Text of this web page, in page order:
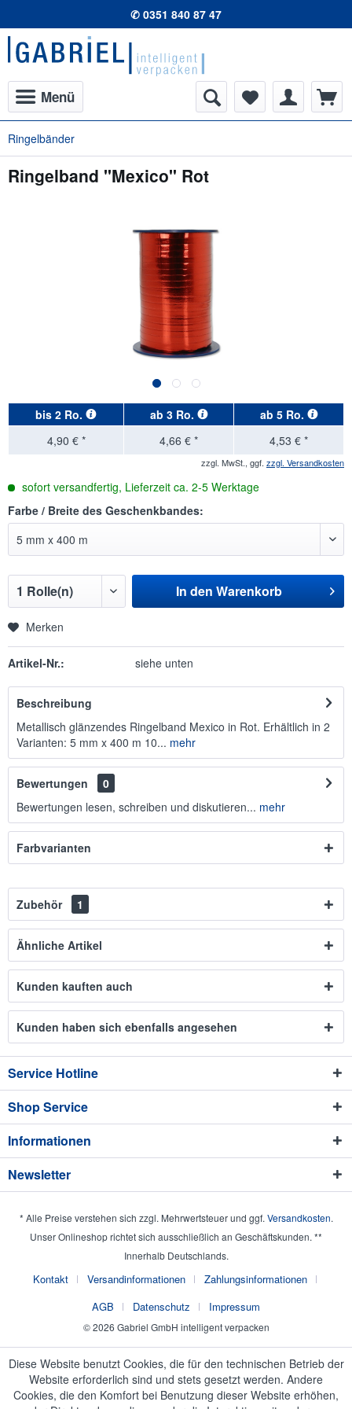
✆ 0351 840 87 47
Menü
Ringelbänder
Ringelband "Mexico" Rot
bis 2 Ro. ab 3 Ro. ab 5 Ro.
4,90 € *
4,66 € * 4,53 € *
zzgl. MwSt., ggf. zzgl. Versandkosten
sofort versandfertig, Lieferzeit ca. 2-5 Werktage
Farbe / Breite des Geschenkbandes:
In den Warenkorb
Merken
Artikel-Nr.: siehe unten
Beschreibung
Metallisch glänzendes Ringelband Mexico in Rot. Erhältlich in 2
Varianten: 5 mm x 400 m 10... mehr
Bewertungen
0
Bewertungen lesen, schreiben und diskutieren... mehr
Farbvarianten
Zubehör 1
Ähnliche Artikel
Kunden kauften auch
Kunden haben sich ebenfalls angesehen
Service Hotline
Shop Service
Informationen
Newsletter
* Alle Preise verstehen sich zzgl. Mehrwertsteuer und ggf. Versandkosten.
Unser Onlineshop richtet sich ausschließlich an Geschäftskunden. **
Innerhalb Deutschlands.
Kontakt Versandinformationen
Zahlungsinformationen
AGB
Datenschutz Impressum
© 2026 Gabriel GmbH intelligent verpacken
Diese Website benutzt Cookies, die für den technischen Betrieb der
Website erforderlich sind und stets gesetzt werden. Andere
Cookies, die den Komfort bei Benutzung dieser Website erhöhen,